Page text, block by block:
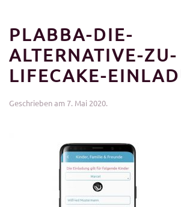
PLABBA-DIE-
ALTERNATIVE-ZU-
LIFECAKE-
Geschrieben am 7. Mai 2020.